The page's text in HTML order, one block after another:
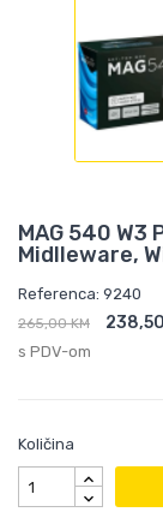
MAG 540 W3
Midlleware,
Referenca: 9240
265,00 KM
s PDV-om
Količina